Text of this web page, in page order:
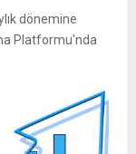
dönemine
Platformu'nda